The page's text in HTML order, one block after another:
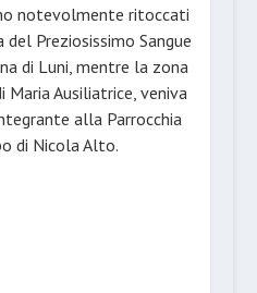
notevolmente ritoccati
Preziosissimo Sangue
di Luni, mentre la zona
Maria Ausiliatrice, veniva
alla Parrocchia
di Nicola Alto.